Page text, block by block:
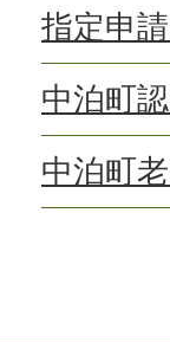
指定申
中泊町
中泊町